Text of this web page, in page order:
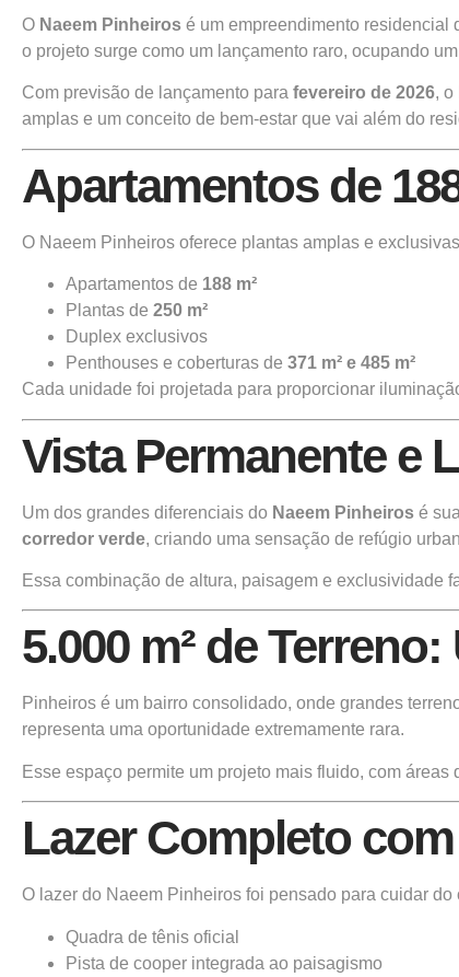
O Naeem Pinheiros é um empreendimento residencial
o projeto surge como um lançamento raro, ocupando
Com previsão de lançamento para fevereiro de 2026, o
amplas e um conceito de bem-estar que vai além do
Apartamentos de
O Naeem Pinheiros oferece plantas amplas e
Apartamentos de 188 m²
Plantas de 250 m²
Duplex exclusivos
Penthouses e coberturas de 371 m² e 485 m²
Cada unidade foi projetada para proporcionar
Vista Permanente e
Um dos grandes diferenciais do Naeem Pinheiros é
corredor verde, criando uma sensação de refúgio
Essa combinação de altura, paisagem e exclusividade
5.000 m² de
Pinheiros é um bairro consolidado, onde grandes
representa uma oportunidade extremamente rara.
Esse espaço permite um projeto mais fluido, com
Lazer Completo
O lazer do Naeem Pinheiros foi pensado para cuidar
Quadra de tênis oficial
Pista de cooper integrada ao paisagismo